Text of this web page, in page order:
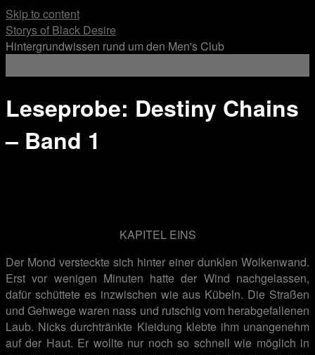
Skip to content
Storys of Black Desire
Hintergrundwissen rund um den Men's Club
Leseprobe: Destiny Chains
– Band 1
KAPITEL EINS
Der Mond versteckte sich hinter einer dunklen Wolkenwand.
Erst vor wenigen Minuten hatte der Wind nachgelassen,
dafür schüttete es inzwischen wie aus Kübeln. Die Straßen
und Gehwege waren nass und rutschig vom herabgefallenen
Laub. Nicks durchtränkte Kleidung klebte ihm unangenehm
auf der Haut. Er wollte nur noch so schnell wie möglich in